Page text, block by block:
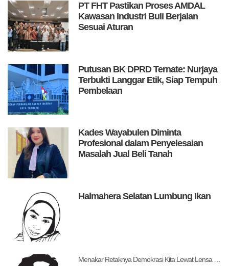
PT FHT Pastikan Proses AMDAL
Kawasan Industri Buli Berjalan
Sesuai Aturan
Putusan BK DPRD Ternate: Nurjaya
Terbukti Langgar Etik, Siap Tempuh
Pembelaan
Kades Wayabulen Diminta
Profesional dalam Penyelesaian
Masalah Jual Beli Tanah
Halmahera Selatan Lumbung Ikan